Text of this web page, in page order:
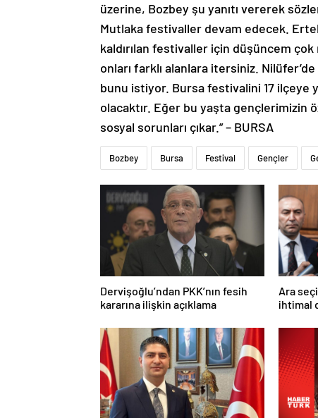
üzerine, Bozbey şu yanıtı vererek
Mutlaka festivaller devam edecek.
kaldırılan festivaller için düşüncem
onları farklı alanlara itersiniz.
bunu istiyor. Bursa festivalini 17 ilçeye
olacaktır. Eğer bu yaşta gençlerimizin
sosyal sorunları çıkar.” – BURSA
Bozbey Bursa Festival Gençler
Dervişoğlu’ndan PKK’nın fesih
kararına ilişkin açıklama
Ara
ihtimal